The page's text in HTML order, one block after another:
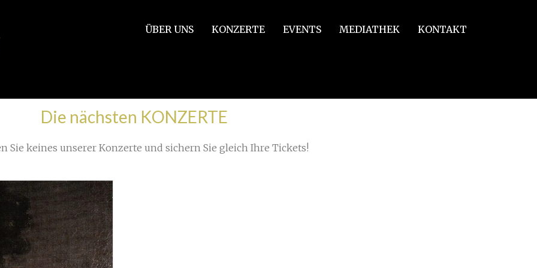
ÜBER UNS KONZERTE EVENTS MEDIATHEK KONTAKT
Die nächsten KONZERTE
Sie keines unserer Konzerte und sichern Sie gleich Ihre Tickets!